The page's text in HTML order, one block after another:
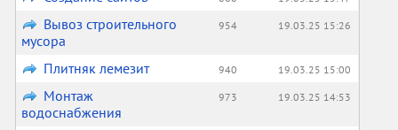
Вывоз строительного
мусора
954 19.03.25 15:26
Плитняк лемезит 940 19.03.25 15:00
Монтаж
водоснабжения
973 19.03.25 14:53